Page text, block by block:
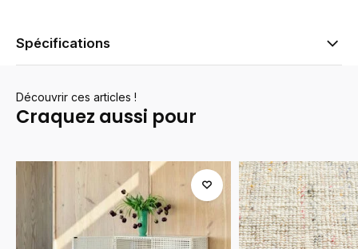
Spécifications
Découvrir ces articles !
Craquez aussi pour